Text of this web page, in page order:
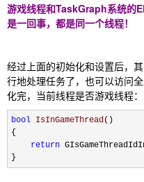
游戏线程和TaskGraph系统的
是一回事，都是同一个线程！
经过上面的初始化和设置后，
行地处理任务了，也可以访问
化完，当前线程是否游戏线程：
bool IsInGameThread ()
{
return
}